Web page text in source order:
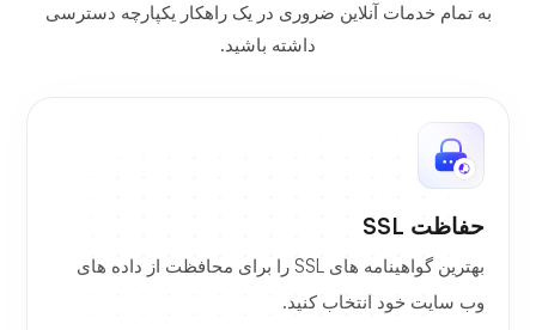
به تمام خدمات آنلاین ضروری در یک راهکار یکپارچه دسترسی
داشته باشید.
حفاظت SSL
بهترین گواهینامه های SSL را برای محافظت از داده های
وب سایت خود انتخاب کنید.